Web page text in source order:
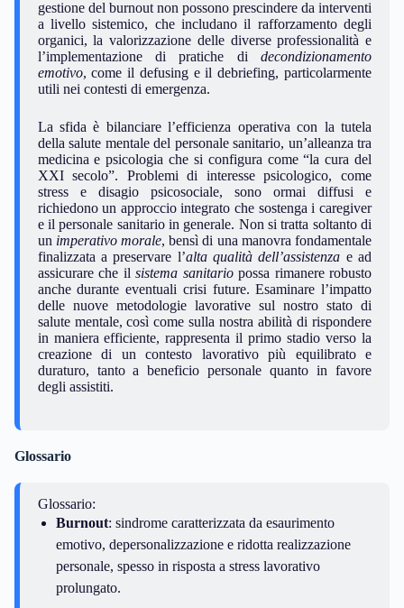
gestione del burnout non possono prescindere da interventi
a livello sistemico, che includano il rafforzamento degli
organici, la valorizzazione delle diverse professionalità e
l’implementazione di pratiche di decondizionamento
emotivo, come il defusing e il debriefing, particolarmente
utili nei contesti di emergenza.
La sfida è bilanciare l’efficienza operativa con la tutela
della salute mentale del personale sanitario, un’alleanza tra
medicina e psicologia che si configura come “la cura del
XXI secolo”. Problemi di interesse psicologico, come
stress e disagio psicosociale, sono ormai diffusi e
richiedono un approccio integrato che sostenga i caregiver
e il personale sanitario in generale. Non si tratta soltanto di
un imperativo morale, bensì di una manovra fondamentale
finalizzata a preservare l’alta qualità dell’assistenza e ad
assicurare che ilsistema sanitariopossa rimanere robusto
anche durante eventuali crisi future. Esaminare l’impatto
delle nuove metodologie lavorative sul nostro stato di
salute mentale, così come sulla nostra abilità di rispondere
in maniera efficiente, rappresenta il primo stadio verso la
creazione di un contesto lavorativo più equilibrato e
duraturo, tanto a beneficio personale quanto in favore
degli assistiti.
Glossario
Glossario:
Burnout: sindrome caratterizzata da esaurimento
emotivo, depersonalizzazione e ridotta realizzazione
personale, spesso in risposta a stress lavorativo
prolungato.